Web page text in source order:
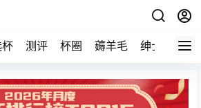
测评 杯圈 薅羊毛 绅士 视频